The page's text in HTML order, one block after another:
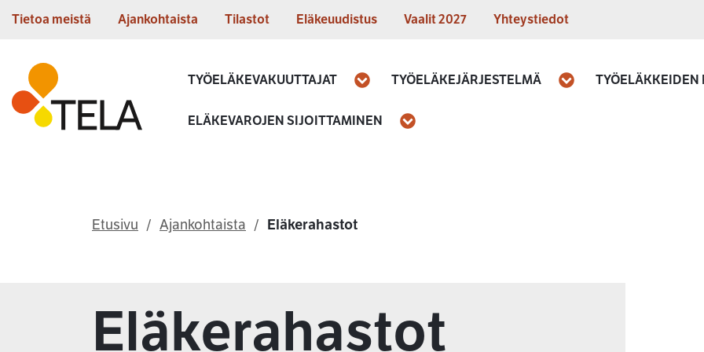
Siirry sisältöön
Tietoa meistä Ajankohtaista Tilastot Eläkeuudistus Vaalit 2027 Yhteystiedot
Etusivu
TYÖELÄKEVAKUUTTAJAT Avaa TYÖELÄKEJÄRJESTELMÄ Avaa TYÖELÄKKEIDEN
ELÄKEVAROJEN SIJOITTAMINEN Avaa
Etusivu Ajankohtaista Eläkerahastot
Eläkerahastot